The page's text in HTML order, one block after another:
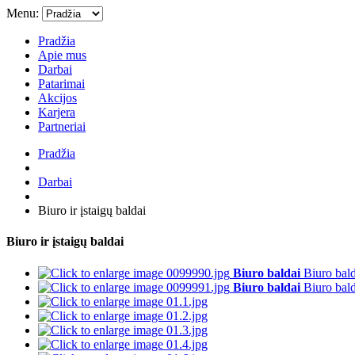
Menu:
Pradžia
Apie mus
Darbai
Patarimai
Akcijos
Karjera
Partneriai
Pradžia
Darbai
Biuro ir įstaigų baldai
Biuro ir įstaigų baldai
Biuro baldai Biuro
Biuro baldai Biuro